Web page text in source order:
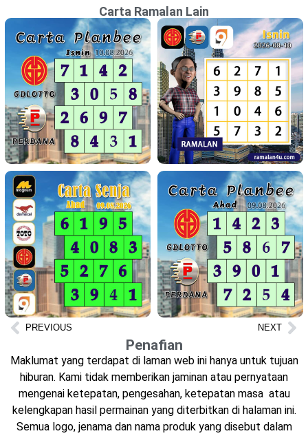
Carta Ramalan Lain
PREVIOUS NEXT
Penafian
Maklumat yang terdapat di laman web ini hanya untuk tujuan
hiburan. Kami tidak memberikan jaminan atau pernyataan
mengenai ketepatan, pengesahan, ketepatan masa atau
kelengkapan hasil permainan yang diterbitkan di halaman ini.
Semua logo, jenama dan nama produk yang disebut dalam